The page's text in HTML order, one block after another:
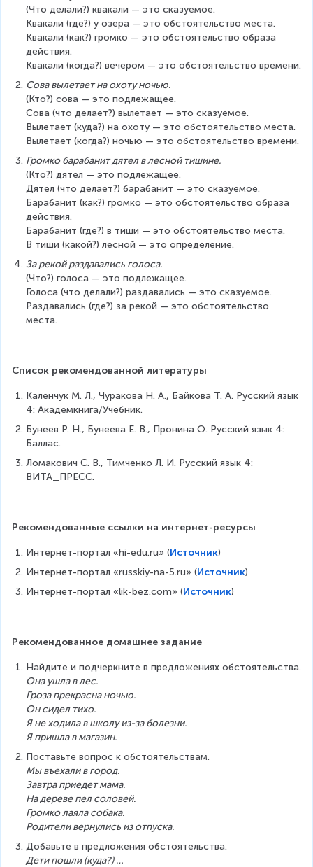
(Что делали?) квакали — это сказуемое.
Квакали (где?) у озера — это обстоятельство места.
Квакали (как?) громко — это обстоятельство образа
действия.
Квакали (когда?) вечером — это обстоятельство времени.
Сова вылетает на охоту ночью.
(Кто?) сова — это подлежащее.
Сова (что делает?) вылетает — это сказуемое.
Вылетает (куда?) на охоту — это обстоятельство места.
Вылетает (когда?) ночью — это обстоятельство времени.
Громко барабанит дятел в лесной тишине.
(Кто?) дятел — это подлежащее.
Дятел (что делает?) барабанит — это сказуемое.
Барабанит (как?) громко — это обстоятельство образа
действия.
Барабанит (где?) в тиши — это обстоятельство места.
В тиши (какой?) лесной — это определение.
За рекой раздавались голоса.
(Что?) голоса — это подлежащее.
Голоса (что делали?) раздавались — это сказуемое.
Раздавались (где?) за рекой — это обстоятельство
места.
Список рекомендованной литературы
Каленчук М. Л., Чуракова Н. А., Байкова Т. А. Русский язык
4: Академкнига/Учебник.
Бунеев Р. Н., Бунеева Е. В., Пронина О. Русский язык 4:
Баллас.
Ломакович С. В., Тимченко Л. И. Русский язык 4:
ВИТА_ПРЕСС.
Рекомендованные ссылки на интернет-ресурсы
Интернет-портал «hi-edu.ru» (Источник)
Интернет-портал «russkiy-na-5.ru» (Источник)
Интернет-портал «lik-bez.com» (Источник)
Рекомендованное домашнее задание
Найдите и подчеркните в предложениях обстоятельства.
Она ушла в лес.
Гроза прекрасна ночью.
Он сидел тихо.
Я не ходила в школу из-за болезни.
Я пришла в магазин.
Поставьте вопрос к обстоятельствам.
Мы въехали в город.
Завтра приедет мама.
На дереве пел соловей.
Громко лаяла собака.
Родители вернулись из отпуска.
Добавьте в предложения обстоятельства.
Дети пошли (куда?) …